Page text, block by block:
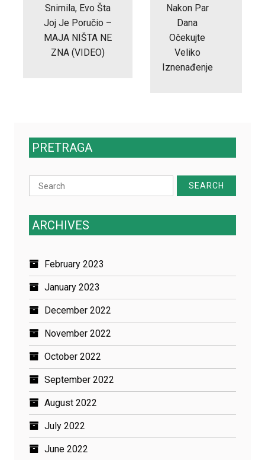
Snimila, Evo Šta
Joj Je Poručio –
MAJA NIŠTA NE
ZNA (VIDEO)
Nakon Par
Dana
Očekujte
Veliko
Iznenađenje
PRETRAGA
Search
for:
ARCHIVES
February 2023
January 2023
December 2022
November 2022
October 2022
September 2022
August 2022
July 2022
June 2022